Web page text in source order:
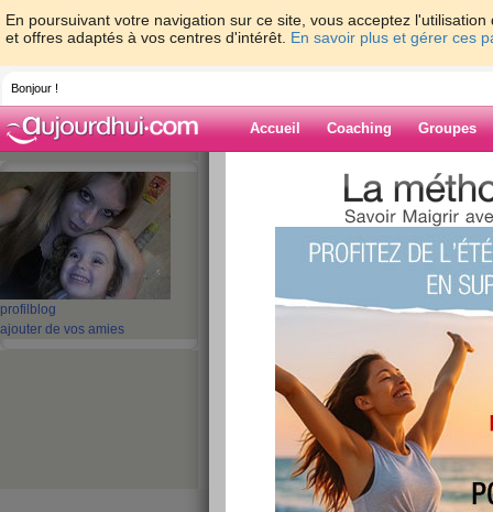
En poursuivant votre navigation sur ce site, vous acceptez
et offres adaptés à vos centres d'intérêt. En savoir plus et gérer ces
Bonjour !
Accueil Coaching Groupes
profil blog
ajouter de vos amies
>
Blog de
‹ Préc. 1 2 3 4 5
Une longue
Théo !!
publié le 17/03/2009 à 13:22